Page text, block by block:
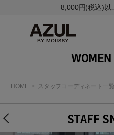
8,000円(税込)以
WOMEN
HOME スタッフコーディネート一覧
STAFF